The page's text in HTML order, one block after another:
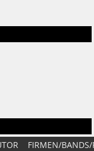
FIRMEN/BANDS/